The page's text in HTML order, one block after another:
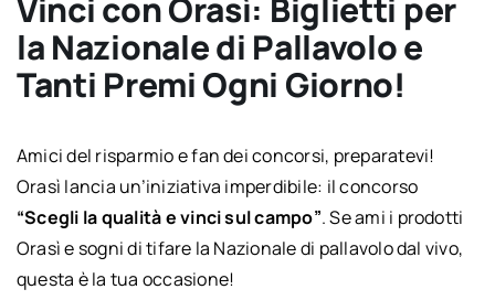
Vinci con Orasì: Biglietti per
la Nazionale di Pallavolo e
Tanti Premi Ogni Giorno!
Amici del risparmio e fan dei concorsi, preparatevi!
Orasì lancia un’iniziativa imperdibile: il concorso
“Scegli la qualità e vinci sul campo”. Se ami i prodotti
Orasì e sogni di tifare la Nazionale di pallavolo dal vivo,
questa è la tua occasione!